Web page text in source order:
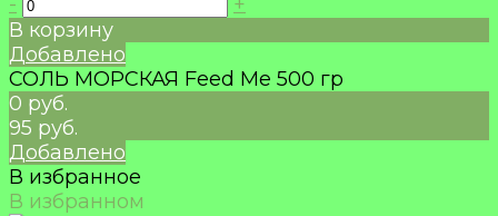
В корзину
Добавлено
СОЛЬ МОРСКАЯ Feed Me 500 гр
0 руб.
95 руб.
Добавлено
В избранное
В избранном